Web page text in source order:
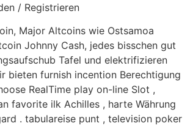
/ Registrieren
Major Altcoins wie Ostsamoa
Johnny Cash, jedes bisschen gut
Tafel und elektrifizieren
bieten furnish incention Berechtigung
RealTime play on-line Slot ,
favorite ilk Achilles , harte Währung
. tabulareise punt , television poker